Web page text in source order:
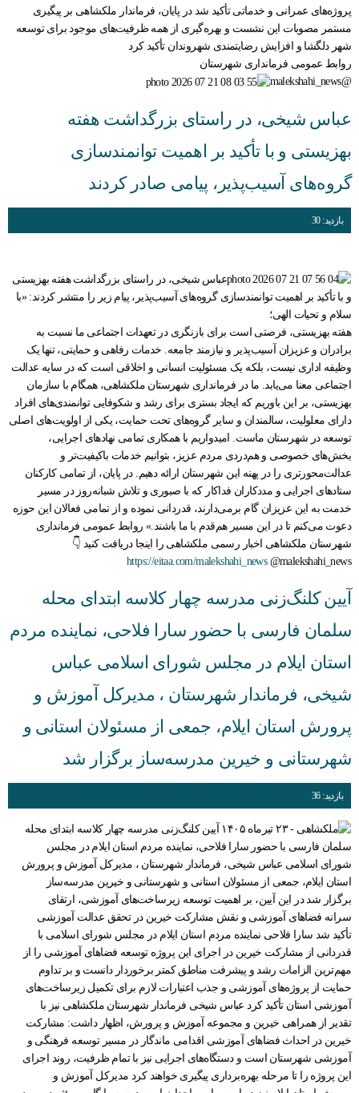
پروژه‌های عمرانی و خدماتی تأکید شد در پایان، فرماندار ملکشاهی بر پیگیری
مستمر مصوبات این نشست و بهره‌گیری از همه ظرفیت‌های موجود برای توسعه
شهر دلگشا و افزایش رضایتمندی شهروندان تأکید کرد
روابط عمومی فرمانداری شهرستان
@malekshahi_news
عباس شیخی، در راستای بزرگداشت هفته
بهزیستی و با تأکید بر اهمیت توانمندسازی
گروه‌های آسیب‌پذیر، پیامی صادر کردند
بازدید: 30
عباس شیخی، در راستای بزرگداشت هفته بهزیستی
و با تأکید بر اهمیت توانمندسازی گروه‌های آسیب‌پذیر، پیام زیر را منتشر کردند: «با
سلام و تحیات الهی؛
هفته بهزیستی، فرصتی است برای بازنگری در تعهدات اجتماعی ما نسبت به
برادران و عزیزان آسیب‌پذیر و نیازمند جامعه. خدمات رفاهی و حمایتی، تنها یک
وظیفه اداری نیست، بلکه یک مسئولیت انسانی و اخلاقی است که در سایه عدالت
اجتماعی معنا می‌یابد. ما در فرمانداری شهرستان ملکشاهی، همگام با سازمان
بهزیستی، بر این باوریم که ایجاد بستری برای رشد و شکوفایی توانمندی‌های افراد
دارای معلولیت، سالمندان و سایر گروه‌های تحت حمایت، یکی از اولویت‌های اصلی
توسعه در شهرستان ماست. امیدواریم با همکاری تمامی نهادهای اجرایی،
بخش‌های خصوصی و هم‌دردی مردم عزیز، بتوانیم خدمات باکیفیت‌تر و
عدالت‌محورتری را در پهنه این شهرستان ارائه دهیم. در پایان، از تمامی کارکنان
ستادهای اجرایی و مددکاران فداکار که با صبوری و تلاش شبانه‌روز در مسیر
خدمت به این عزیزان گام برمی‌دارند، قدردانی نموده و از تمامی فعالان این حوزه
دعوت می‌کنم تا در این مسیر هم‌قدم با ما باشند.» روابط عمومی فرمانداری
شهرستان ملکشاهی اخبار رسمی ملکشاهی را اینجا دریافت کنید 👇
https://eitaa.com/malekshahi_news@malekshahi_news
آیین کلنگ‌زنی مدرسه چهار کلاسه ابتدای محله
سلمان فارسی با حضور سارا فلاحی، نماینده مردم
استان ایلام در مجلس شورای اسلامی عباس
شیخی، فرماندار شهرستان ، مدیرکل آموزش و
پرورش استان ایلام، جمعی از مسئولان استانی و
شهرستانی و خیرین مدرسه‌ساز برگزار شد
بازدید: 36